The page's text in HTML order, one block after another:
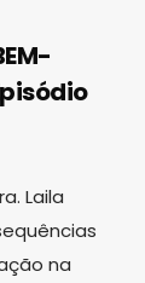
Laila
na